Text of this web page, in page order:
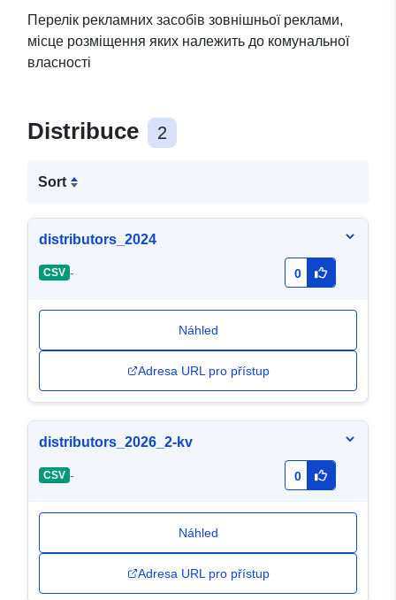
зовнішньої реклами,
номер його телефону,
пошти дата видачі
дозволу та строк його дії,
номер і дата укладення
договору, якщо місце
розміщення рекламного
засобу належить до
комунальної власності)
Перелік рекламних засобів зовнішньої реклами,
місце розміщення яких належить до комунальної
власності
Distribuce 2
Sort
distributors_2024
CSV - 0
Náhled
Adresa URL pro přístup
distributors_2026_2-kv
CSV - 0
Náhled
Adresa URL pro přístup